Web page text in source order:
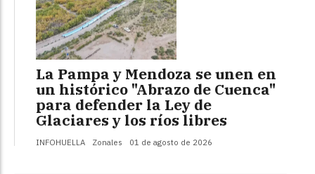
La Pampa y Mendoza se unen en
un histórico "Abrazo de Cuenca"
para defender la Ley de
Glaciares y los ríos libres
INFOHUELLA Zonales 01 de agosto de 2026